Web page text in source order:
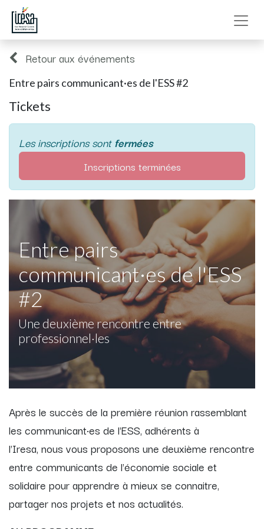
Retour aux événements
Entre pairs communicant·es de l'ESS #2
Tickets
Les inscriptions sontfermées
Inscriptions terminées
Entre pairs
communicant·es de l'ESS
#2
Une deuxième rencontre entre
professionnel·les
Après le succès de la première réunion rassemblant
les communicant·es de l'ESS, adhérents à
l'Iresa, nous vous proposons une deuxième rencontre
entre communicants de l'économie sociale et
solidaire pour apprendre à mieux se connaitre,
partager nos projets et nos actualités.